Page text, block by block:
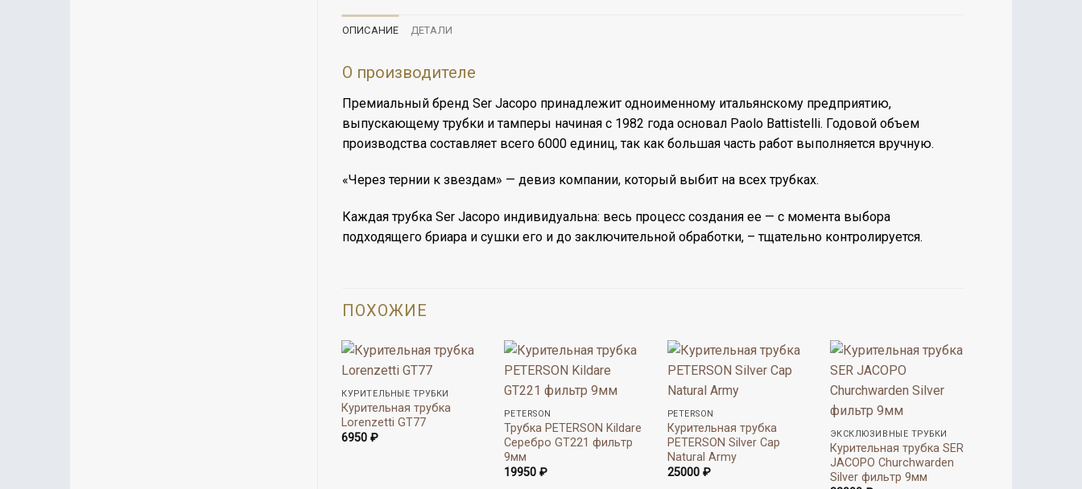
ОПИСАНИЕ ДЕТАЛИ
О производителе
Премиальный бренд Ser Jacopo принадлежит одноименному итальянскому предприятию,
выпускающему трубки и тамперы начиная с 1982 года основал Paolo Battistelli. Годовой объем
производства составляет всего 6000 единиц, так как большая часть работ выполняется вручную.
«Через тернии к звездам» — девиз компании, который выбит на всех трубках.
Каждая трубка Ser Jacopo индивидуальна: весь процесс создания ее — с момента выбора
подходящего бриара и сушки его и до заключительной обработки, – тщательно контролируется.
ПОХОЖИЕ
КУРИТЕЛЬНЫЕ ТРУБКИ
Курительная трубка
Lorenzetti GT77
6950₽
PETERSON
Трубка PETERSON Kildare
Серебро GT221 фильтр
9мм
19950₽
PETERSON
Курительная трубка
PETERSON Silver Cap
Natural Army
25000 ₽
ЭКСКЛЮЗИВНЫЕ ТРУБКИ
Курительная трубка SER
JACOPO Churchwarden
Silver фильтр 9мм